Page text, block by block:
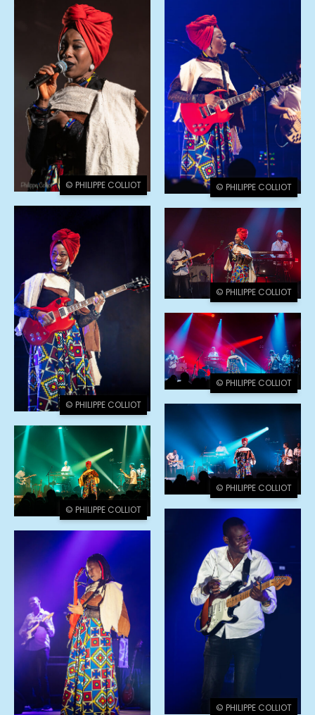
© PHILIPPE COLLIOT © PHILIPPE COLLIOT
© PHILIPPE COLLIOT
© PHILIPPE COLLIOT
© PHILIPPE COLLIOT
© PHILIPPE COLLIOT
© PHILIPPE COLLIOT
© PHILIPPE COLLIOT